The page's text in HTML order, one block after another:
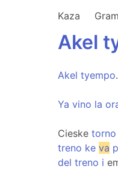
Kaza
Akel
Akel tyempo.
Ya vino la
Cieske torno
treno ke va
del treno i